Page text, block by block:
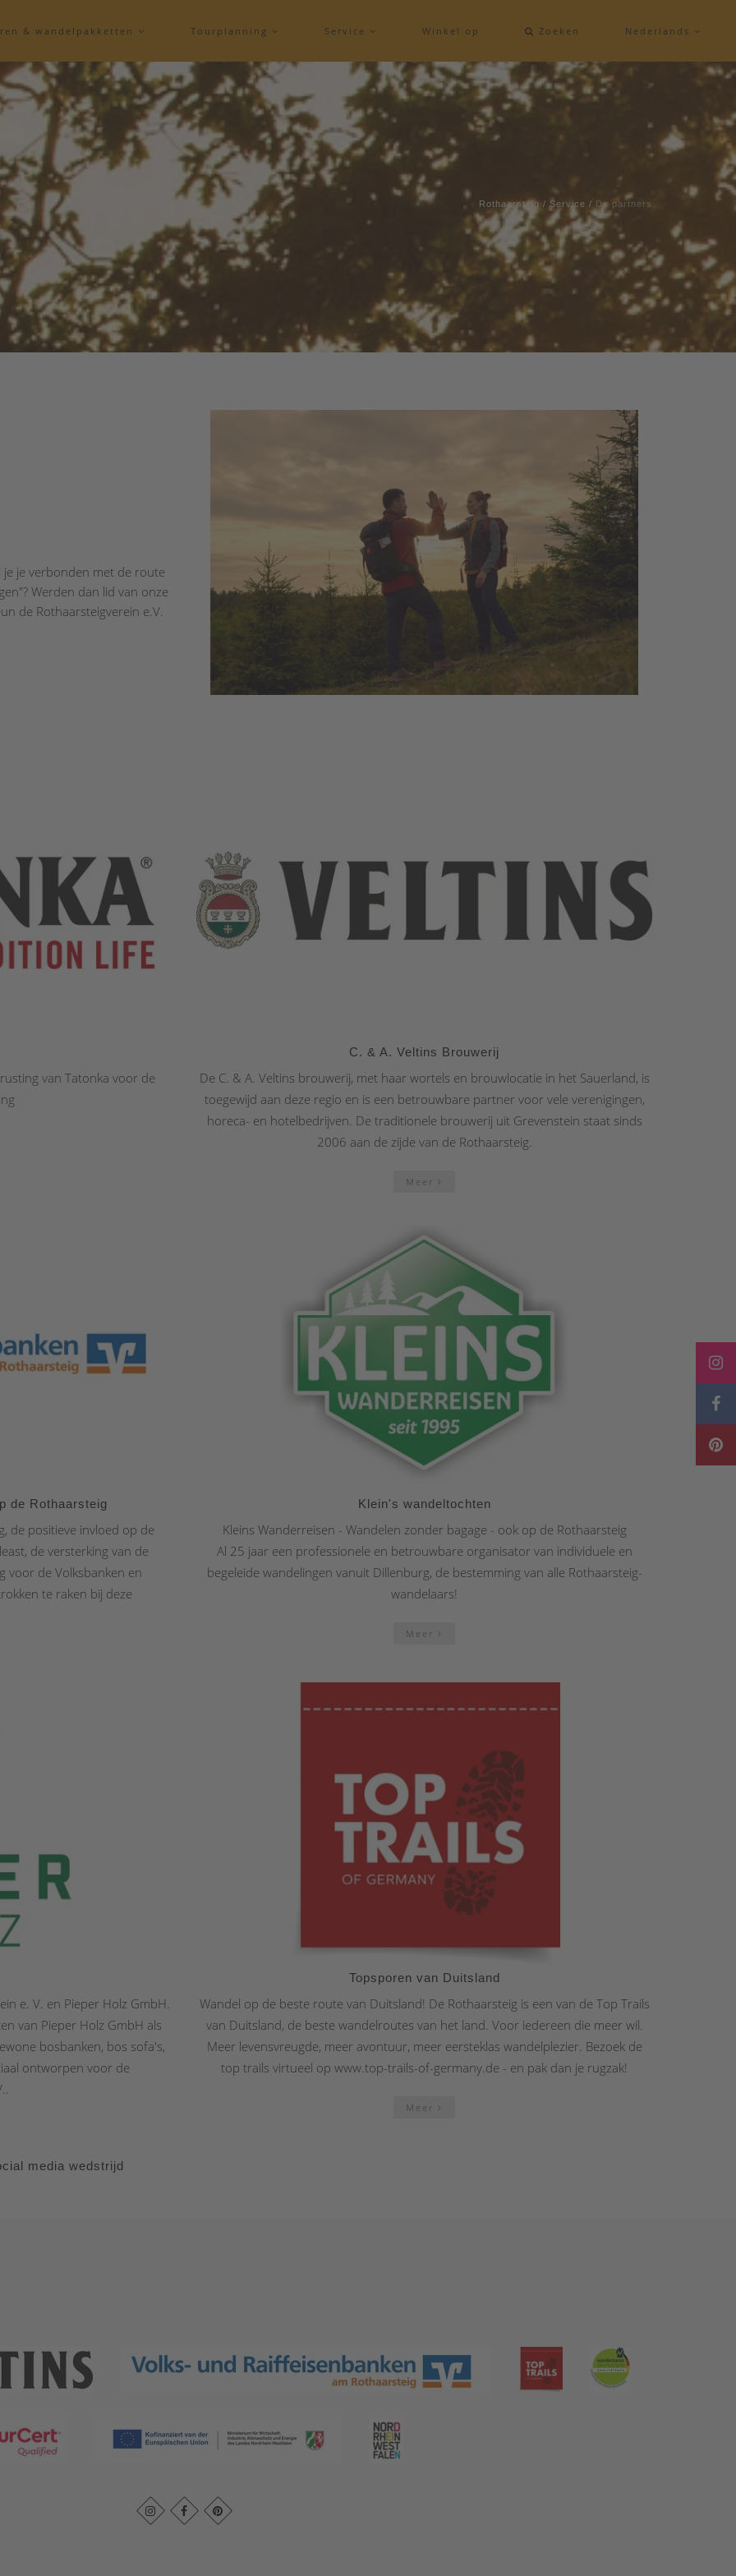
& wandelpakketten Tourplanning Service Winkel op Zoeken Nederlands
Rothaarsteig / Service / De partners
je je verbonden met de route
Werden dan lid van onze
de Rothaarsteigverein e.V.
van Tatonka voor de
C. & A. Veltins Brouwerij
De C. & A. Veltins brouwerij, met haar wortels en brouwlocatie in het Sauerland, is
toegewijd aan deze regio en is een betrouwbare partner voor vele verenigingen,
horeca- en hotelbedrijven. De traditionele brouwerij uit Grevenstein staat sinds
2006 aan de zijde van de Rothaarsteig.
Meer
de Rothaarsteig
de positieve invloed op de
de versterking van de
voor de Volksbanken en
te raken bij deze
Klein's wandeltochten
Kleins Wanderreisen - Wandelen zonder bagage - ook op de Rothaarsteig
Al 25 jaar een professionele en betrouwbare organisator van individuele en
begeleide wandelingen vanuit Dillenburg, de bestemming van alle Rothaarsteig-
wandelaars!
Meer
e. V. en Pieper Holz GmbH.
van Pieper Holz GmbH als
bosbanken, bos sofa's,
ontworpen voor de
Topsporen van Duitsland
Wandel op de beste route van Duitsland! De Rothaarsteig is een van de Top Trails
van Duitsland, de beste wandelroutes van het land. Voor iedereen die meer wil.
Meer levensvreugde, meer avontuur, meer eersteklas wandelplezier. Bezoek de
top trails virtueel op www.top-trails-of-germany.de - en pak dan je rugzak!
Meer
media wedstrijd